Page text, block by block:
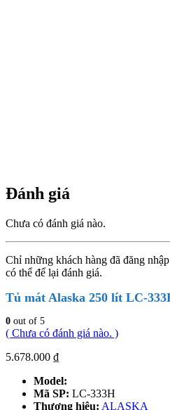
Đánh giá
Chưa có đánh giá nào.
Chỉ những khách hàng đã đăng
có thể để lại đánh giá.
Tủ mát Alaska 250 lít LC-
0 out of 5
( Chưa có đánh giá nào. )
5.678.000 ₫
Model:
Mã SP: LC-333H
Thương hiệu: ALASKA